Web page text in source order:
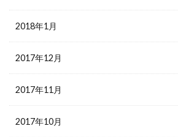
2018年1月
2017年12月
2017年11月
2017年10月